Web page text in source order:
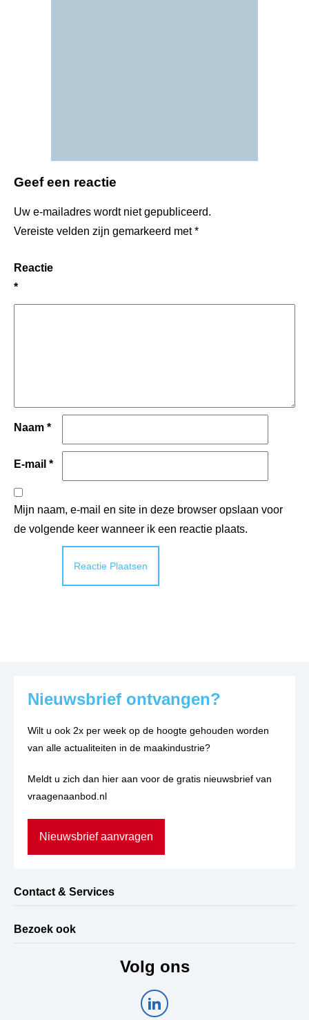
Geef een reactie
Uw e-mailadres wordt niet gepubliceerd.
Vereiste velden zijn gemarkeerd met*
Reactie
*
Naam *
E-mail *
Mijn naam, e-mail en site in deze browser opslaan voor
de volgende keer wanneer ik een reactie plaats.
Nieuwsbrief ontvangen?
Wilt u ook 2x per week op de hoogte gehouden worden
van alle actualiteiten in de maakindustrie?
Meldt u zich dan hier aan voor de gratis nieuwsbrief van
vraagenaanbod.nl
Nieuwsbrief aanvragen
Contact & Services
Bezoek ook
Volg ons